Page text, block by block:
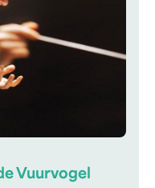
Vuurvogel